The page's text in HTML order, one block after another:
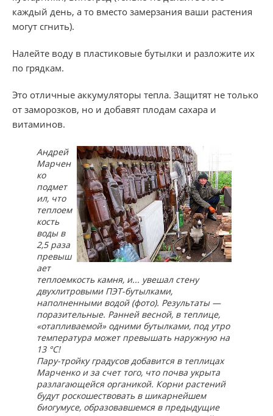
каждый день, а то вместо замерзания ваши растения
могут сгнить).
Налейте воду в пластиковые бутылки и разложите их
по грядкам.
Это отличные аккумуляторы тепла. Защитят не только
от заморозков, но и добавят плодам сахара и
витаминов.
Андрей
Марчен
ко
подмет
ил, что
теплоем
кость
воды в
2,5 раза
превыш
ает
теплоемкость камня, и... увешал стену
двухлитровыми ПЭТ-бутылками,
наполненными водой (фото). Результаты —
поразительные. Ранней весной, в теплице,
«отапливаемой» одними бутылками, под утро
температура может превышать наружную на
13 °С!
Пару-тройку градусов добавится в теплицах
Марченко и за счет того, что почва укрыта
разлагающейся органикой. Корни растений
будут роскошествовать в шикарнейшем
биогумусе, образовавшемся в предыдущие